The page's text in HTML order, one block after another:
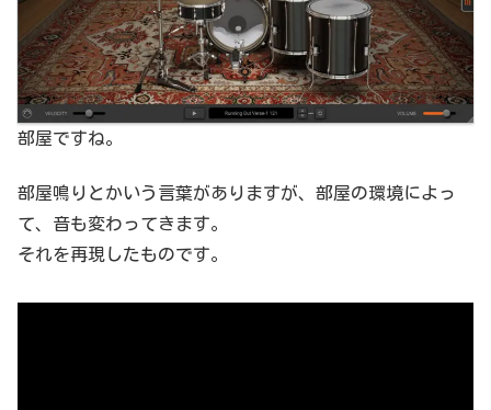
部屋ですね。
部屋鳴りとかいう言葉がありますが、部屋の環境によっ
て、音も変わってきます。
それを再現したものです。